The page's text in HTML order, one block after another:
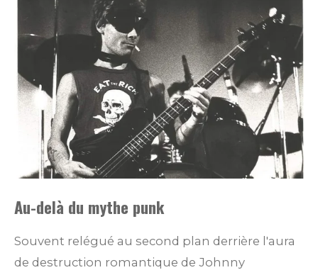
Au-delà du mythe punk
Souvent relégué au second plan derrière l'aura
de destruction romantique de Johnny